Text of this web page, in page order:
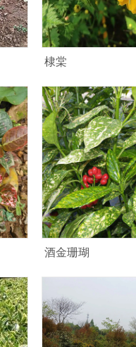
棣棠
酒金珊瑚